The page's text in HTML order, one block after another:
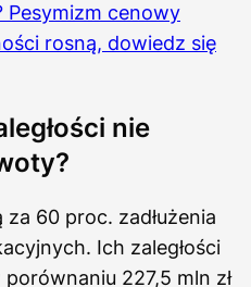
Pesymizm cenowy
rosną, dowiedz się
nie
60 proc. zadłużenia
Ich zaległości
227,5 mln zł